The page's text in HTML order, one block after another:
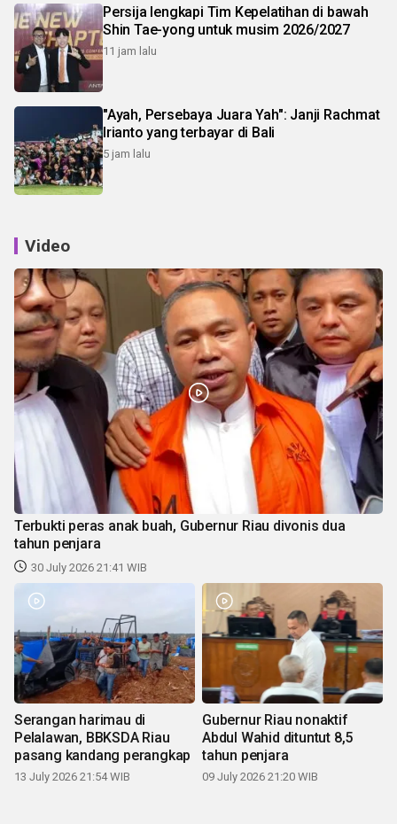
Persija lengkapi Tim Kepelatihan di bawah
Shin Tae-yong untuk musim 2026/2027
11 jam lalu
"Ayah, Persebaya Juara Yah": Janji Rachmat
Irianto yang terbayar di Bali
5 jam lalu
Video
Terbukti peras anak buah, Gubernur Riau divonis dua
tahun penjara
30 July 2026 21:41 WIB
Serangan harimau di
Pelalawan, BBKSDA Riau
pasang kandang perangkap
13 July 2026 21:54 WIB
Gubernur Riau nonaktif
Abdul Wahid dituntut 8,5
tahun penjara
09 July 2026 21:20 WIB